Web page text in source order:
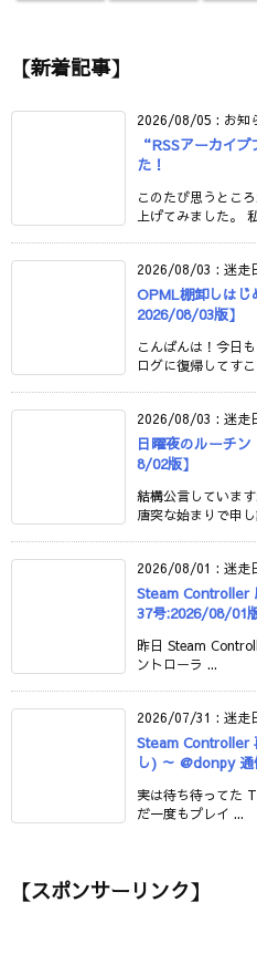
【新着記事】
2026/08/05 : お知
“RSSアーカイ
た！
このたび思うとこ
上げてみました。
2026/08/03 : 迷走
OPML棚卸しはじ
2026/08/03版】
こんばんは！今日
ログに復帰してす
2026/08/03 : 迷走
日曜夜のルーチ
8/02版】
結構公言していま
唐突な始まりで申
2026/08/01 : 迷走
Steam Controller
37号:2026/08/01
昨日 Steam
ントローラ ...
2026/07/31 : 迷走
Steam Controller
し) ～ @donpy
実は待ち待ってた
だ一度もプレイ ...
【スポンサーリンク】